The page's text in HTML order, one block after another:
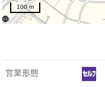
100 m
営業形態